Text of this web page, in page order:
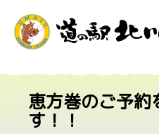
恵方巻のご予約
す！！